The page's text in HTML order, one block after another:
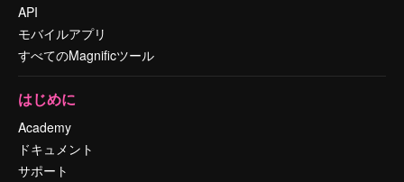
API
モバイルアプリ
すべてのMagnificツール
はじめに
Academy
ドキュメント
サポート